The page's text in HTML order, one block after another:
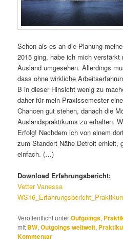
Schon als es an die Planung
2015 ging, habe ich mich
Ausland umgesehen. Allerdings
dass ohne wirkliche
B in dieser Hinsicht wenig zu
daher für mein Praxissemester
Chancen gut stehen, danach die
Auslandspraktikums zu erhalten.
Erfolg! Nachdem ich von einem
zum Standort Nähe Detroit erhielt,
einfach. (…)
Download Erfahrungsbericht:
Vetter Vanessa
Veröffentlicht unterOutgoings,
mit BW,Outgoings weltweit,
Kommentar